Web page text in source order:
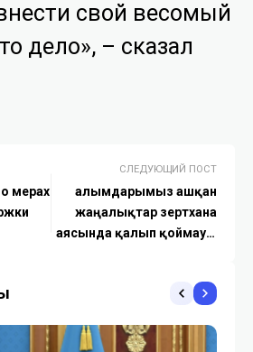
свой весомый
дело», – сказал
мерах
СЛЕДУЮЩИЙ ПОСТ
Ғалымдарымыз ашқан
жаңалықтар зертхана
аясында қалып қоймауы